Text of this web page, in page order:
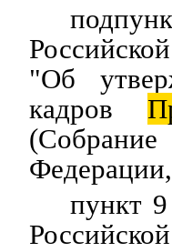
"Об
кадров
пункт